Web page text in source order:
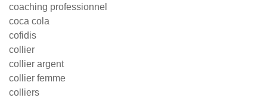
coaching professionnel
coca cola
cofidis
collier
collier argent
collier femme
colliers